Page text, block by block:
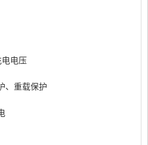
电电压
、重载保护